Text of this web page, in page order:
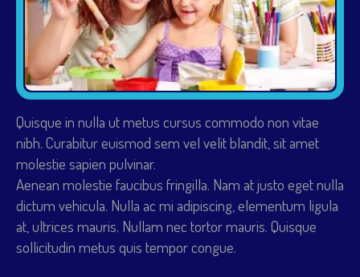
Quisque in nulla ut metus cursus commodo non vitae
nibh. Curabitur euismod sem vel velit blandit, sit amet
molestie sapien pulvinar.
Aenean molestie faucibus fringilla. Nam at justo eget nulla
dictum vehicula. Nulla ac mi adipiscing, elementum ligula
at, ultrices mauris. Nullam nec tortor mauris. Quisque
sollicitudin metus quis tempor congue.